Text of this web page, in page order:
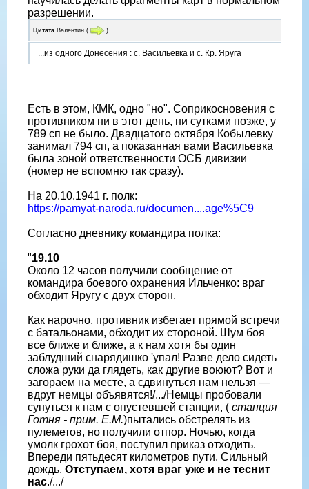
разрешении.
Цитата Валентин ( )
...из одного Донесения : с. Васильевка и с. Кр. Яруга
Есть в этом, КМК, одно "но". Соприкосновения с
противником ни в этот день, ни сутками позже, у
789 сп не было. Двадцатого октября Кобылевку
занимал 794 сп, а показанная вами Васильевка
была зоной ответственности ОСБ дивизии
(номер не вспомню так сразу).
На 20.10.1941 г. полк:
https://pamyat-naroda.ru/documen....age%5C9
Согласно дневнику командира полка:
"19.10
Около 12 часов получили сообщение от
командира боевого охранения Ильченко: враг
обходит Яругу с двух сторон.
Как нарочно, противник избегает прямой встречи
с батальонами, обходит их стороной. Шум боя
все ближе и ближе, а к нам хотя бы один
заблудший снарядишко 'упал! Разве дело сидеть
сложа руки да глядеть, как другие воюют? Вот и
загораем на месте, а сдвинуться нам нельзя —
вдруг немцы объявятся!/.../Немцы пробовали
сунуться к нам с опустевшей станции, ( станция
Готня - прим. Е.М.)пытались обстрелять из
пулеметов, но получили отпор. Ночью, когда
умолк грохот боя, поступил приказ отходить.
Впереди пятьдесят километров пути. Сильный
дождь. Отступаем, хотя враг уже и не теснит
нас./.../